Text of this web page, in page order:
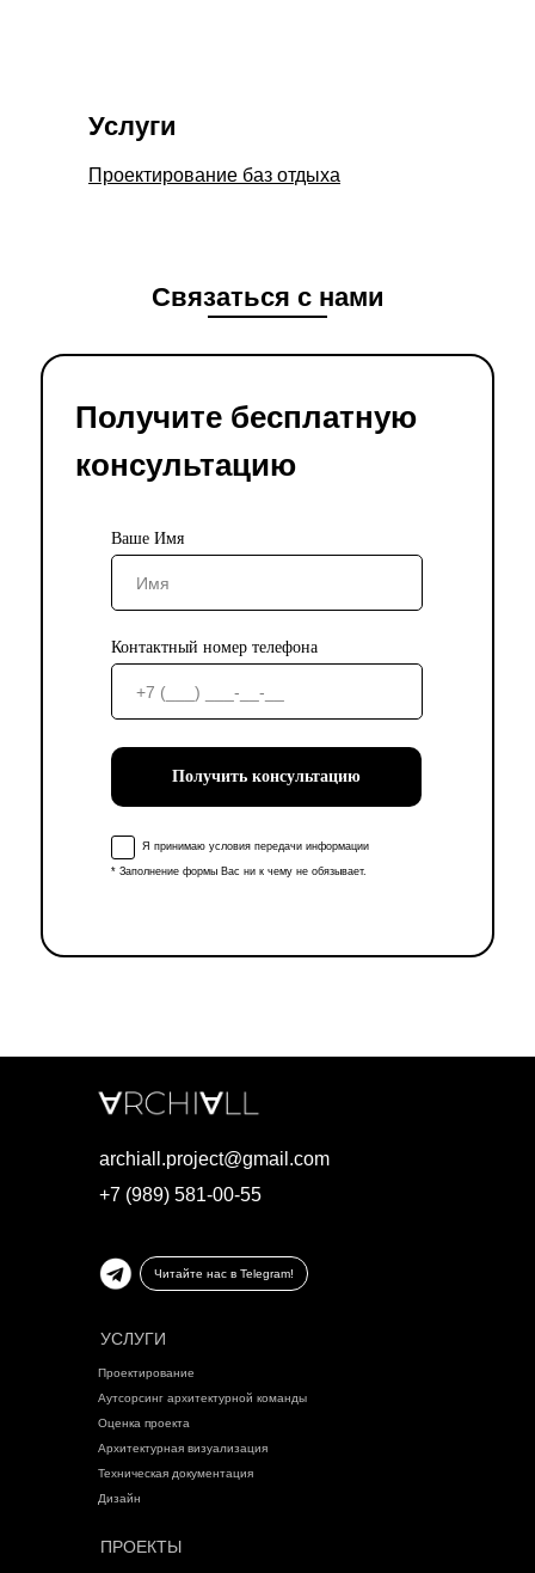
Услуги
Проектирование баз отдыха
Связаться с нами
Получите бесплатную
консультацию
Ваше Имя
Контактный номер телефона
Получить консультацию
Я принимаю условия передачи информации
* Заполнение формы Вас ни к чему не обязывает.
archiall.project@gmail.com
УСЛУГИ
ПРОЕКТЫ
Проектирование
Аутсорсинг архитектурной команды
Оценка проекта
Архитектурная визуализация
Техническая документация
Дизайн
+7 (989) 581-00-55
Читайте нас в Telegram!